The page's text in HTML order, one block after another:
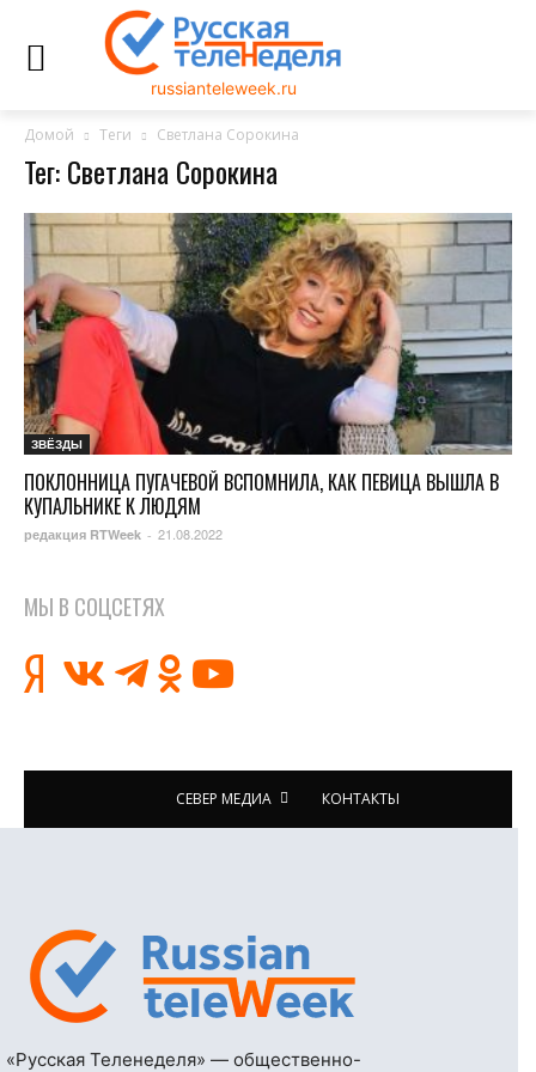
russianteleweek.ru
Домой Теги Светлана Сорокина
Тег: Светлана Сорокина
ЗВЁЗДЫ
ПОКЛОННИЦА ПУГАЧЕВОЙ ВСПОМНИЛА, КАК ПЕВИЦА ВЫШЛА В
КУПАЛЬНИКЕ К ЛЮДЯМ
редакция RTWeek - 21.08.2022
МЫ В СОЦСЕТЯХ
СЕВЕР МЕДИА КОНТАКТЫ
«Русская Теленеделя» — общественно-